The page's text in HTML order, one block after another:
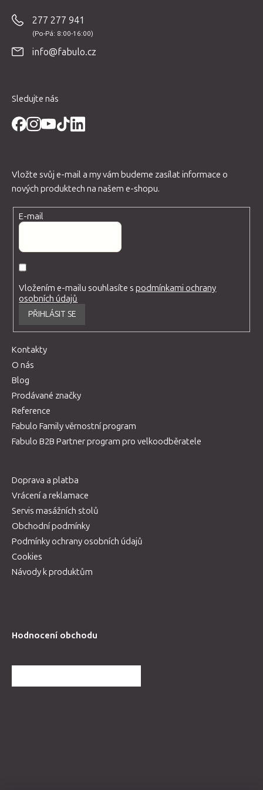
277 277 941
info@fabulo.cz
Sledujte nás
Vložte svůj e-mail a my vám budeme zasílat informace o
nových produktech na našem e-shopu.
E-mail
Vložením e-mailu souhlasíte spodmínkami ochrany
osobních údajů
PŘIHLÁSIT SE
Kontakty
O nás
Blog
Prodávané značky
Reference
Fabulo Family věrnostní program
Fabulo B2B Partner program pro velkoodběratele
Doprava a platba
Vrácení a reklamace
Servis masážních stolů
Obchodní podmínky
Podmínky ochrany osobních údajů
Cookies
Návody k produktům
Hodnocení obchodu